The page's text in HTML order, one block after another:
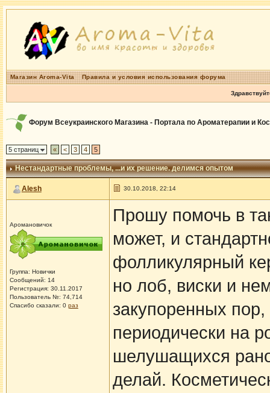
Магазин Aroma-Vita Правила и условия использования форума
Форум Всеукраинского Магазина - Портала по Ароматерапии и
5 страниц « < 3 4 5
Нестандартные проблемы, ...и их решение. делимся опытом
Alesh 30.10.2018, 22:14
Аромановичок
Группа: Новички
Сообщений: 14
Регистрация: 30.11.2017
Пользователь №: 74,714
Спасибо сказали: 0 раз
Прошу помочь в
может, и
фолликулярный
но лоб, виски и
закупоренных
периодически на
шелушащихся
делай.